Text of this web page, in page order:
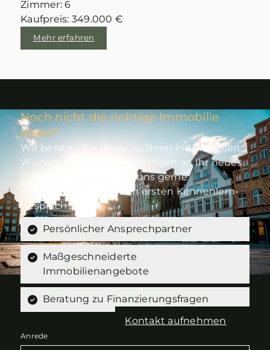
Kontakt aufnehmen
Zimmer: 6
Kaufpreis: 349.000 €
Mehr erfahren
Noch nicht die richtige Immobilie
dabei?
Wir beraten Sie gerne zu Ihren individuellen
Wünschen und Anforderungen an Ihr neues
Zuhause. Sprechen Sie uns gerne
unverbindlich zu einem ersten Kennenlern-
Gespräch an.
Persönlicher Ansprechpartner
Maßgeschneiderte
Immobilienangebote
Beratung zu Finanzierungsfragen
Anrede